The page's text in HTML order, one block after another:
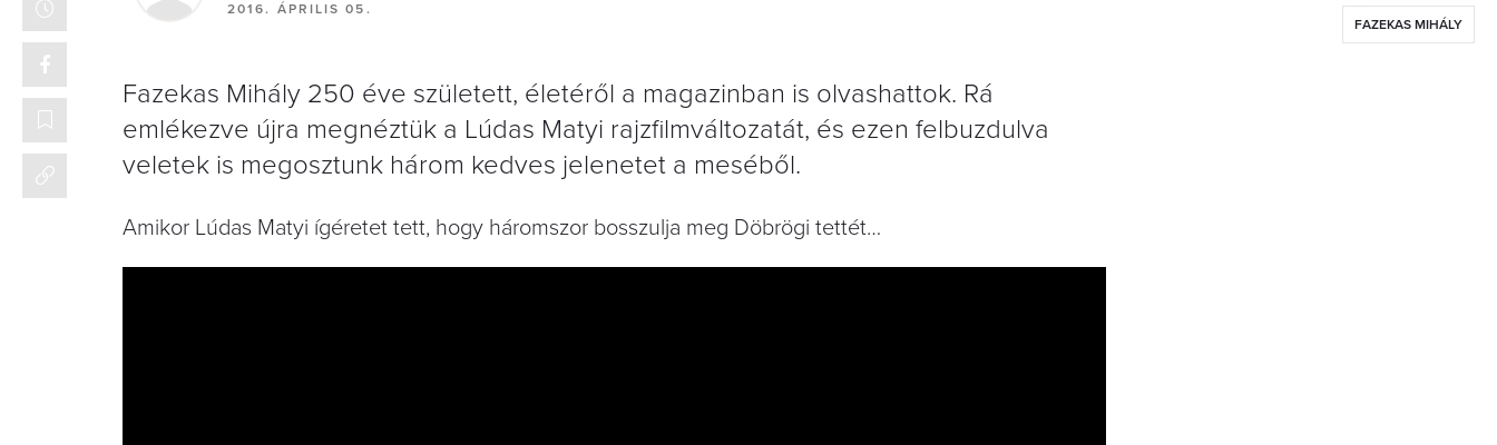
2016. ÁPRILIS 05.
FAZEKAS MIHÁLY
Fazekas Mihály 250 éve született, életéről a magazinban is olvashattok. Rá
emlékezve újra megnéztük a Lúdas Matyi rajzfilmváltozatát, és ezen felbuzdulva
veletek is megosztunk három kedves jelenetet a meséből.
Amikor Lúdas Matyi ígéretet tett, hogy háromszor bosszulja meg Döbrögi tettét…